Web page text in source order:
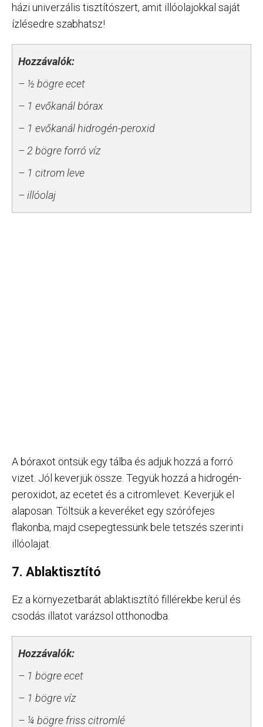
házi univerzális tisztítószert, amit illóolajokkal saját
ízlésedre szabhatsz!
Hozzávalók:
– ½ bögre ecet
– 1 evőkanál bórax
– 1 evőkanál hidrogén-peroxid
– 2 bögre forró víz
– 1 citrom leve
– illóolaj
A bóraxot öntsük egy tálba és adjuk hozzá a forró
vizet. Jól keverjük össze. Tegyük hozzá a hidrogén-
peroxidot, az ecetet és a citromlevet. Keverjük el
alaposan. Töltsük a keveréket egy szórófejes
flakonba, majd csepegtessünk bele tetszés szerinti
illóolajat.
7. Ablaktisztító
Ez a környezetbarát ablaktisztító fillérekbe kerül és
csodás illatot varázsol otthonodba.
Hozzávalók:
– 1 bögre ecet
– 1 bögre víz
– ¼ bögre friss citromlé